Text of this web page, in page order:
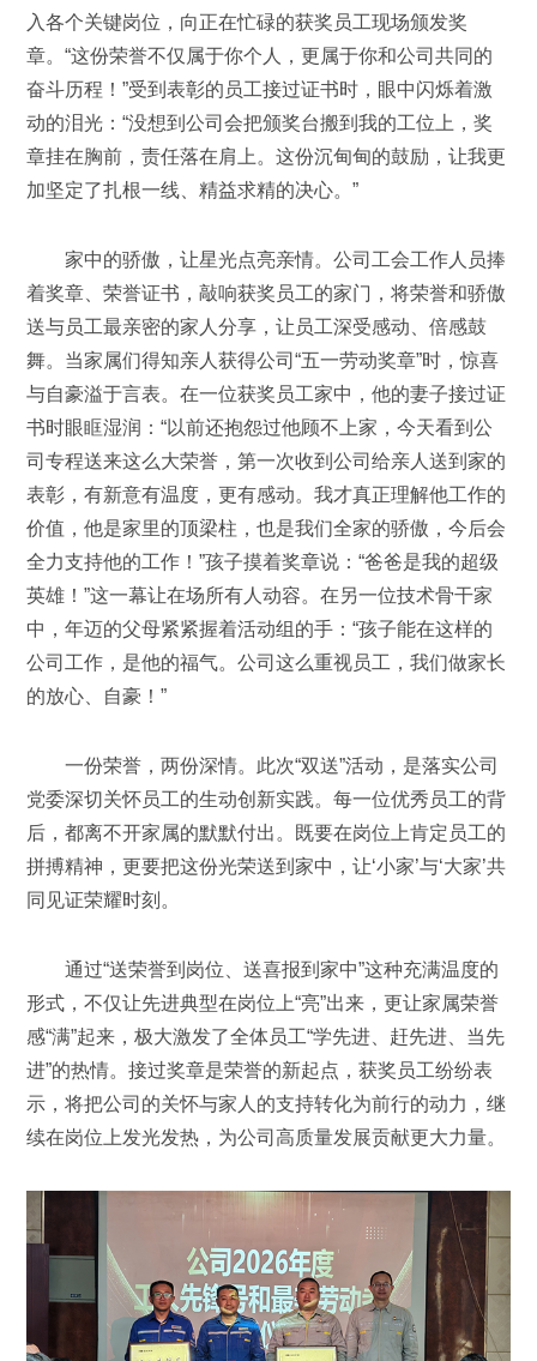
入各个关键岗位，向正在忙碌的获奖员工现场颁发奖
章。“这份荣誉不仅属于你个人，更属于你和公司共同的
奋斗历程！”受到表彰的员工接过证书时，眼中闪烁着激
动的泪光：“没想到公司会把颁奖台搬到我的工位上，奖
章挂在胸前，责任落在肩上。这份沉甸甸的鼓励，让我更
加坚定了扎根一线、精益求精的决心。”
家中的骄傲，让星光点亮亲情。公司工会工作人员捧
着奖章、荣誉证书，敲响获奖员工的家门，将荣誉和骄傲
送与员工最亲密的家人分享，让员工深受感动、倍感鼓
舞。当家属们得知亲人获得公司“五一劳动奖章”时，惊喜
与自豪溢于言表。在一位获奖员工家中，他的妻子接过证
书时眼眶湿润：“以前还抱怨过他顾不上家，今天看到公
司专程送来这么大荣誉，第一次收到公司给亲人送到家的
表彰，有新意有温度，更有感动。我才真正理解他工作的
价值，他是家里的顶梁柱，也是我们全家的骄傲，今后会
全力支持他的工作！”孩子摸着奖章说：“爸爸是我的超级
英雄！”这一幕让在场所有人动容。在另一位技术骨干家
中，年迈的父母紧紧握着活动组的手：“孩子能在这样的
公司工作，是他的福气。公司这么重视员工，我们做家长
的放心、自豪！”
一份荣誉，两份深情。此次“双送”活动，是落实公司
党委深切关怀员工的生动创新实践。每一位优秀员工的背
后，都离不开家属的默默付出。既要在岗位上肯定员工的
拼搏精神，更要把这份光荣送到家中，让‘小家’与‘大家’共
同见证荣耀时刻。
通过“送荣誉到岗位、送喜报到家中”这种充满温度的
形式，不仅让先进典型在岗位上“亮”出来，更让家属荣誉
感“满”起来，极大激发了全体员工“学先进、赶先进、当先
进”的热情。接过奖章是荣誉的新起点，获奖员工纷纷表
示，将把公司的关怀与家人的支持转化为前行的动力，继
续在岗位上发光发热，为公司高质量发展贡献更大力量。